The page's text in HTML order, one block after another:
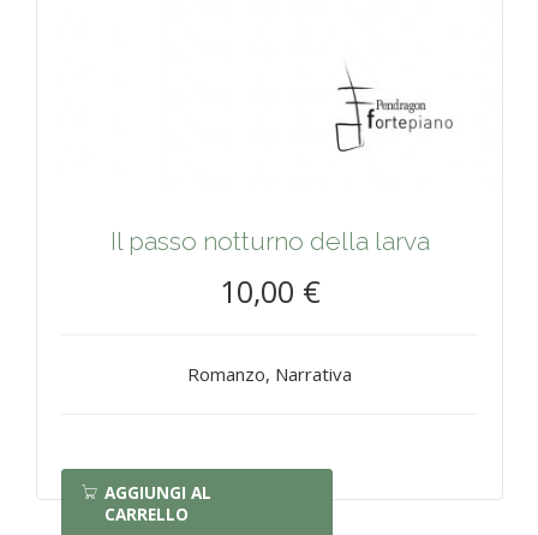
Il passo notturno della larva
10,00 €
Romanzo, Narrativa
AGGIUNGI AL
CARRELLO